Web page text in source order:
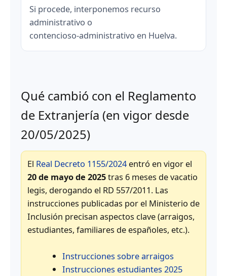
Si procede, interponemos recurso
administrativo o
contencioso‑administrativo en Huelva.
Qué cambió con el Reglamento
de Extranjería (en vigor desde
20/05/2025)
El Real Decreto 1155/2024entró en vigor el
20 de mayo de 2025tras 6 meses de vacatio
legis, derogando el RD 557/2011. Las
instrucciones publicadas por el Ministerio de
Inclusión precisan aspectos clave (arraigos,
estudiantes, familiares de españoles, etc.).
Instrucciones sobre arraigos
Instrucciones estudiantes 2025